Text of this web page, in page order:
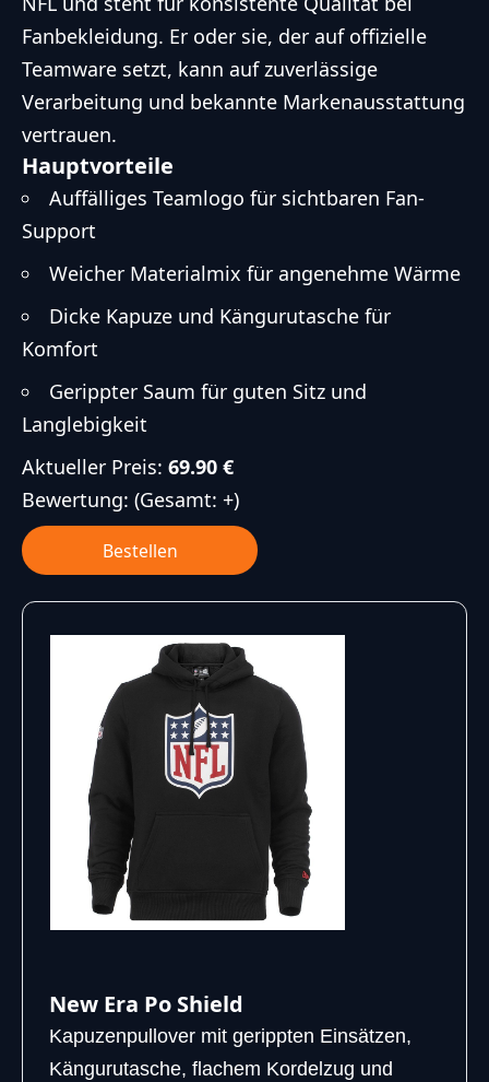
Fanbekleidung. Er oder sie, der auf offizielle
Teamware setzt, kann auf zuverlässige
Verarbeitung und bekannte Markenausstattung
vertrauen.
Hauptvorteile
Auffälliges Teamlogo für sichtbaren Fan-
Support
Weicher Materialmix für angenehme Wärme
Dicke Kapuze und Kängurutasche für
Komfort
Gerippter Saum für guten Sitz und
Langlebigkeit
Aktueller Preis: 69.90 €
Bewertung: (Gesamt: +)
Bestellen
New Era Po Shield
Kapuzenpullover mit gerippten Einsätzen,
Kängurutasche, flachem Kordelzug und